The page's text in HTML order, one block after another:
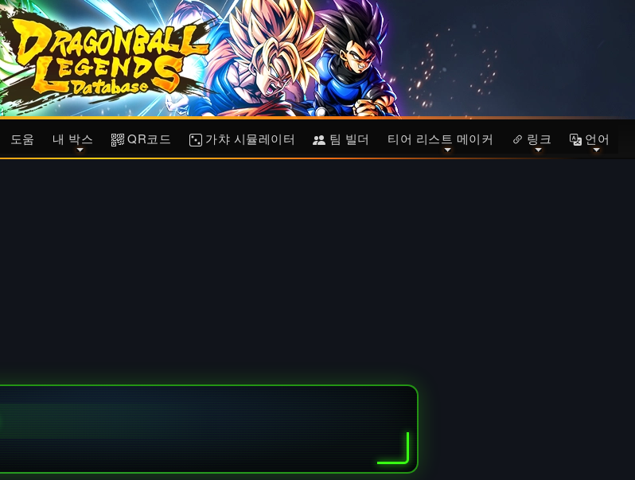
도움 내 박스 QR코드 가챠 시뮬레이터 팀 빌더 티어 리스트 메이커 링크 언어